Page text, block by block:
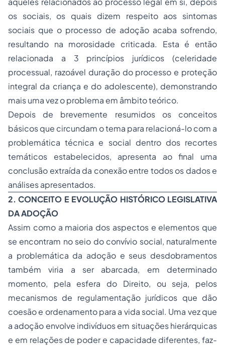
os sociais, os quais dizem respeito aos sintomas
sociais que o processo de adoção acaba sofrendo,
resultando na morosidade criticada. Esta é então
relacionada a 3 princípios jurídicos (celeridade
processual, razoável duração do processo e proteção
integral da criança e do adolescente), demonstrando
mais uma vez o problema em âmbito teórico.
Depois de brevemente resumidos os conceitos
básicos que circundam o tema para relacioná-lo com a
problemática técnica e social dentro dos recortes
temáticos estabelecidos, apresenta ao final uma
conclusão extraída da conexão entre todos os dados e
análises apresentados.
2. CONCEITO E EVOLUÇÃO HISTÓRICO LEGISLATIVA
DA ADOÇÃO
Assim como a maioria dos aspectos e elementos que
se encontram no seio do convívio social, naturalmente
a problemática da adoção e seus desdobramentos
também viria a ser abarcada, em determinado
momento, pela esfera do Direito, ou seja, pelos
mecanismos de regulamentação jurídicos que dão
coesão e ordenamento para a vida social. Uma vez que
a adoção envolve indivíduos em situações hierárquicas
e em relações de poder e capacidade diferentes, faz-